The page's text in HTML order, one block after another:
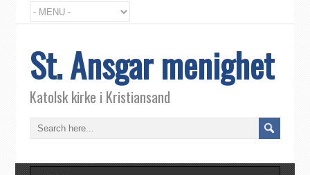
St. Ansgar menighet
Katolsk kirke i Kristiansand